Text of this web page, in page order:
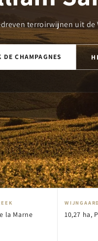
terroirwijnen uit de
DE CHAMPAGNES
la Marne
WIJNGAARD
10,27 ha,